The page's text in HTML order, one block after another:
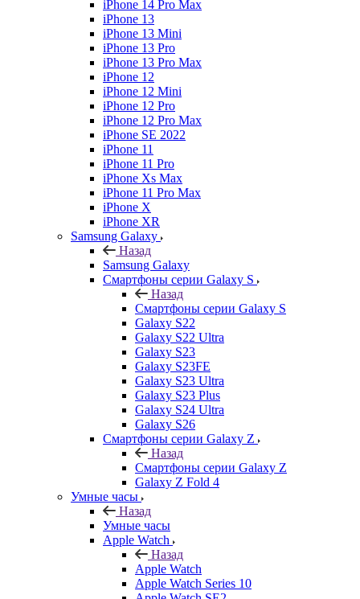
iPhone 14 Pro Max
iPhone 13
iPhone 13 Mini
iPhone 13 Pro
iPhone 13 Pro Max
iPhone 12
iPhone 12 Mini
iPhone 12 Pro
iPhone 12 Pro Max
iPhone SE 2022
iPhone 11
iPhone 11 Pro
iPhone Xs Max
iPhone 11 Pro Max
iPhone X
iPhone XR
Samsung Galaxy
Назад
Samsung Galaxy
Смартфоны серии Galaxy S
Назад
Смартфоны серии Galaxy S
Galaxy S22
Galaxy S22 Ultra
Galaxy S23
Galaxy S23FE
Galaxy S23 Ultra
Galaxy S23 Plus
Galaxy S24 Ultra
Galaxy S26
Смартфоны серии Galaxy Z
Назад
Смартфоны серии Galaxy Z
Galaxy Z Fold 4
Умные часы
Назад
Умные часы
Apple Watch
Назад
Apple Watch
Apple Watch Series 10